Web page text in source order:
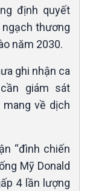
& Công nghệ
nghệ
với biến đổi
định quyết
thương
năm 2030.
ghi nhận ca
cần giám sát
về dịch
“đình chiến
Mỹ Donald
4 lần lượng